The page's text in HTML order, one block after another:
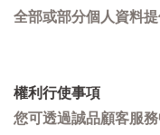
全部或部分個人資料
權利行使事項
您可透過誠品顧客服